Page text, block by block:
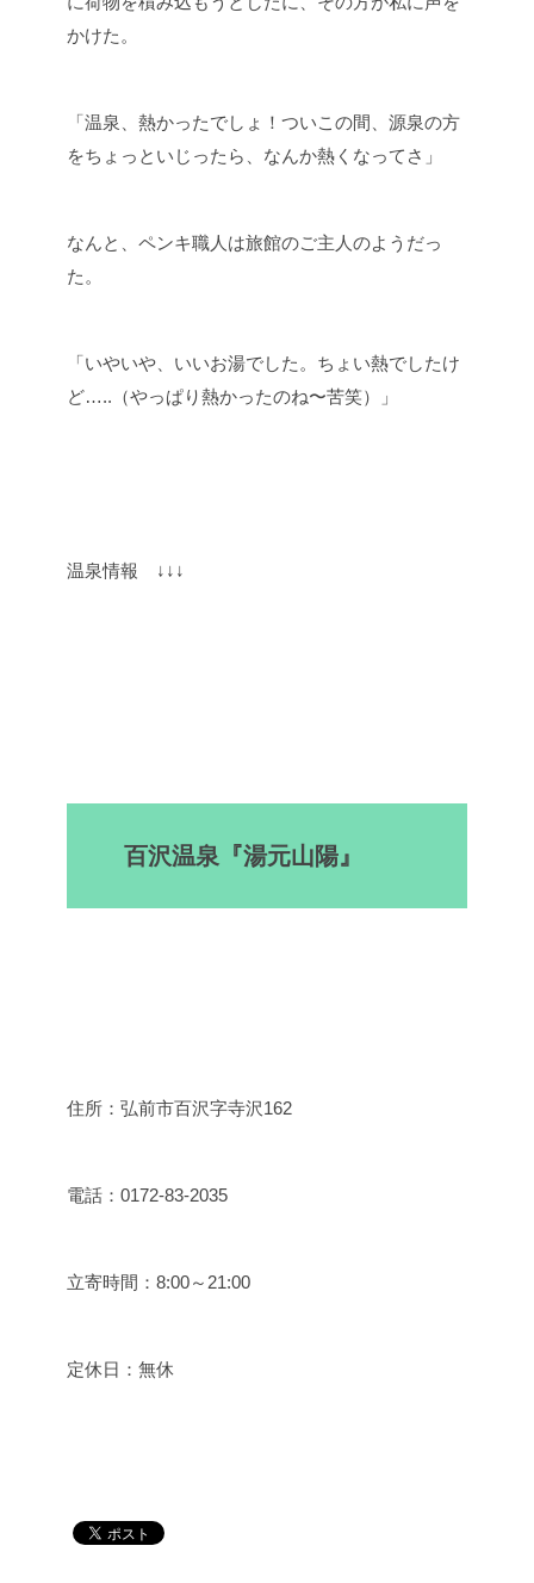
かけた。
「温泉、熱かったでしょ！ついこの間、源泉の方
をちょっといじったら、なんか熱くなってさ」
なんと、ペンキ職人は旅館のご主人のようだっ
た。
「いやいや、いいお湯でした。ちょい熱でしたけ
ど…..（やっぱり熱かったのね〜苦笑）」
温泉情報 ↓↓↓
百沢温泉『湯元山陽』
住所：弘前市百沢字寺沢162
電話：0172-83-2035
立寄時間：8:00～21:00
定休日：無休